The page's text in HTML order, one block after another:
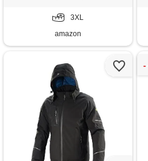
3XL
amazon